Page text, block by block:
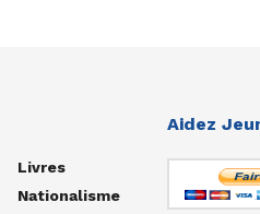
Livres
Nationalisme
Aidez